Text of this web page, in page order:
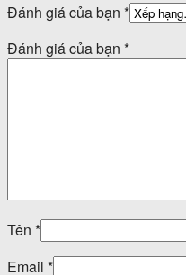
Đánh giá của bạn *
Đánh giá của bạn *
Tên *
Email *